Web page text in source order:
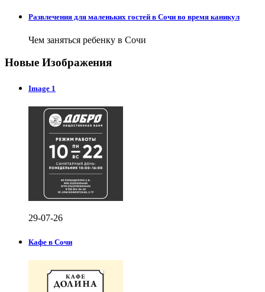
Развлечения для маленьких гостей в Сочи во время каникул
Чем заняться ребенку в Сочи
Новые Изображения
Image 1
29-07-26
Кафе в Сочи